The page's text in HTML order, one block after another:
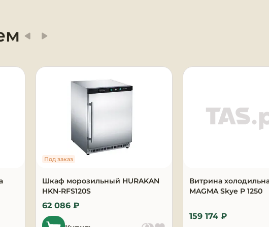
химия
гостиниц и
Шкаф морозильный HURAKAN
HKN-RFS120S
Под заказ
62 086 ₽
Витрина
MAGMA Skye P 1250
159 174 ₽